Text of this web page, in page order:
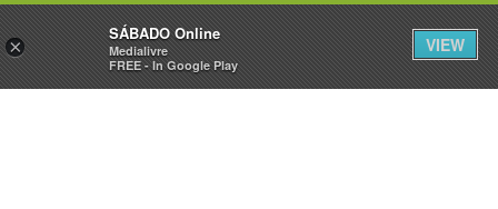
Sábado Assine Iniciar Sessão
×
SÁBADO Online
Medialivre
FREE - In Google Play
VIEW